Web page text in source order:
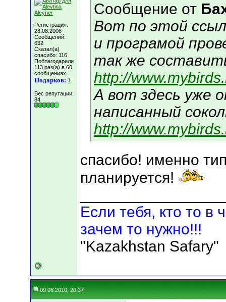
Регистрация:
28.08.2006
Сообщений:
632
Сказал(а)
спасибо: 116
Поблагодарили
113 раз(а) в 60
сообщениях
Подарков: 1
Вес репутации:
84
Сообщение от
Вот по этой
и програмой
так же
http://
А вот здесь уже
написанный
http://
спасибо! именно
планируется!
Если тебя, кто то в
зачем то нужно!!!
"Kazakhstan Safary"
09.08.2010, 20:37